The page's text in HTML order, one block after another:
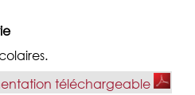
téléchargeable